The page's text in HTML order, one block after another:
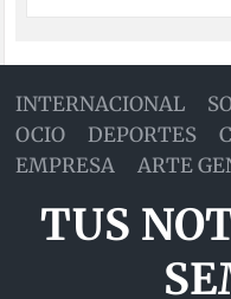
INTERNACIONAL
OCIO
DEPORTES
EMPRESA
ARTE
TUS